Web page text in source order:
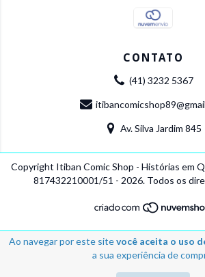
Ao navegar por este sitevocê aceita o uso
a sua experiência de
CONTATO
(41) 3232 5367
Av. Silva Jardim 845
Copyright Itiban Comic Shop - Histórias em
817432210001/51 - 2026. Todos os